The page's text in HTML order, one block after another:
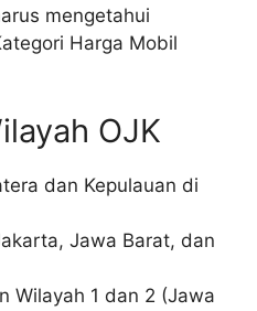
mengetahui
Harga Mobil
OJK
dan Kepulauan di
Jawa Barat, dan
Wilayah 1 dan 2 (Jawa